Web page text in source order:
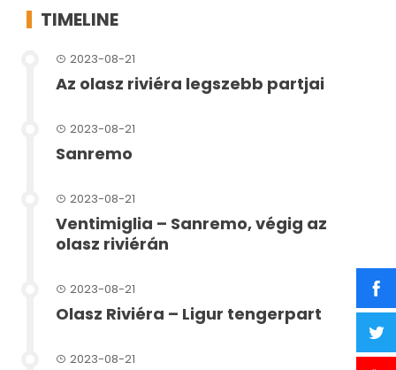
TIMELINE
2023-08-21
Az olasz riviéra legszebb partjai
2023-08-21
Sanremo
2023-08-21
Ventimiglia – Sanremo, végig az
olasz riviérán
2023-08-21
Olasz Riviéra – Ligur tengerpart
2023-08-21